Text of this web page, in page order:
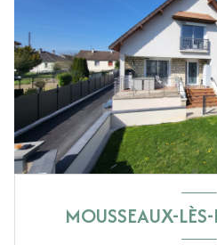
MOUSSEAUX-